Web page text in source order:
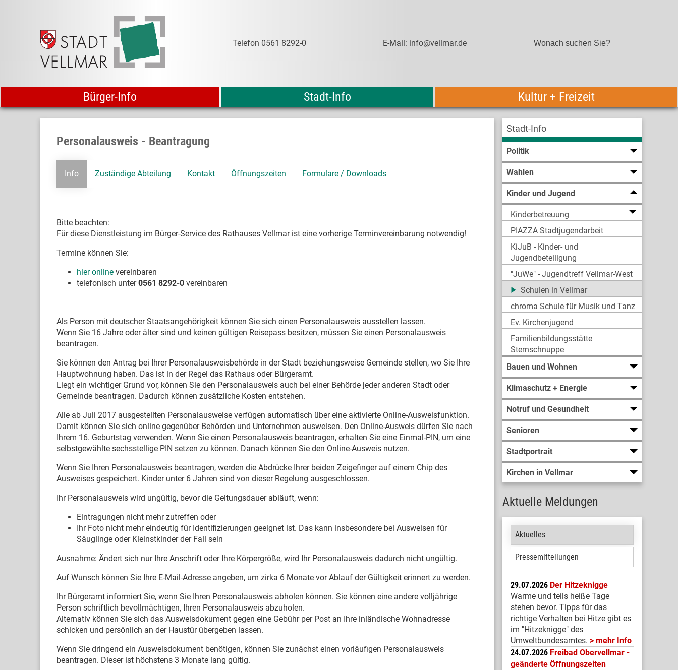
Telefon 0561 8292-0 E-Mail: info@vellmar.de
Bürger-Info Stadt-Info Kultur + Freizeit
Stadt-Info
Politik
Wahlen
Kinder und Jugend
Kinderbetreuung
PIAZZA Stadtjugendarbeit
KiJuB - Kinder- und
Jugendbeteiligung
"JuWe" - Jugendtreff Vellmar-West
Schulen in Vellmar
chroma Schule für Musik und Tanz
Ev. Kirchenjugend
Familienbildungsstätte
Sternschnuppe
Bauen und Wohnen
Klimaschutz + Energie
Notruf und Gesundheit
Senioren
Stadtportrait
Kirchen in Vellmar
Aktuelle Meldungen
Aktuelles
Pressemitteilungen
29.07.2026 Der Hitzeknigge
Warme und teils heiße Tage
stehen bevor. Tipps für das
richtige Verhalten bei Hitze gibt es
im "Hitzeknigge" des
Umweltbundesamtes.
mehr Info
24.07.2026 Freibad Obervellmar -
geänderte Öffnungszeiten
Personalausweis - Beantragung
Info Zuständige Abteilung Kontakt Öffnungszeiten Formulare / Downloads
Bitte beachten:
Für diese Dienstleistung im Bürger-Service des Rathauses Vellmar ist eine vorherige Terminvereinbarung notwendig!
Termine können Sie:
hier online vereinbaren
telefonisch unter0561 8292-0 vereinbaren
Als Person mit deutscher Staatsangehörigkeit können Sie sich einen Personalausweis ausstellen lassen.
Wenn Sie 16 Jahre oder älter sind und keinen gültigen Reisepass besitzen, müssen Sie einen Personalausweis
beantragen.
Sie können den Antrag bei Ihrer Personalausweisbehörde in der Stadt beziehungsweise Gemeinde stellen, wo Sie Ihre
Hauptwohnung haben. Das ist in der Regel das Rathaus oder Bürgeramt.
Liegt ein wichtiger Grund vor, können Sie den Personalausweis auch bei einer Behörde jeder anderen Stadt oder
Gemeinde beantragen. Dadurch können zusätzliche Kosten entstehen.
Alle ab Juli 2017 ausgestellten Personalausweise verfügen automatisch über eine aktivierte Online-Ausweisfunktion.
Damit können Sie sich online gegenüber Behörden und Unternehmen ausweisen. Den Online-Ausweis dürfen Sie nach
Ihrem 16. Geburtstag verwenden. Wenn Sie einen Personalausweis beantragen, erhalten Sie eine Einmal-PIN, um eine
selbstgewählte sechsstellige PIN setzen zu können. Danach können Sie den Online-Ausweis nutzen.
Wenn Sie Ihren Personalausweis beantragen, werden die Abdrücke Ihrer beiden Zeigefinger auf einem Chip des
Ausweises gespeichert. Kinder unter 6 Jahren sind von dieser Regelung ausgeschlossen.
Ihr Personalausweis wird ungültig, bevor die Geltungsdauer abläuft, wenn:
Eintragungen nicht mehr zutreffen oder
Ihr Foto nicht mehr eindeutig für Identifizierungen geeignet ist. Das kann insbesondere bei Ausweisen für
Säuglinge oder Kleinstkinder der Fall sein
Ausnahme: Ändert sich nur Ihre Anschrift oder Ihre Körpergröße, wird Ihr Personalausweis dadurch nicht ungültig.
Auf Wunsch können Sie Ihre E-Mail-Adresse angeben, um zirka 6 Monate vor Ablauf der Gültigkeit erinnert zu werden.
Ihr Bürgeramt informiert Sie, wenn Sie Ihren Personalausweis abholen können. Sie können eine andere volljährige
Person schriftlich bevollmächtigen, Ihren Personalausweis abzuholen.
Alternativ können Sie sich das Ausweisdokument gegen eine Gebühr per Post an Ihre inländische Wohnadresse
schicken und persönlich an der Haustür übergeben lassen.
Wenn Sie dringend ein Ausweisdokument benötigen, können Sie zunächst einen vorläufigen Personalausweis
beantragen. Dieser ist höchstens 3 Monate lang gültig.